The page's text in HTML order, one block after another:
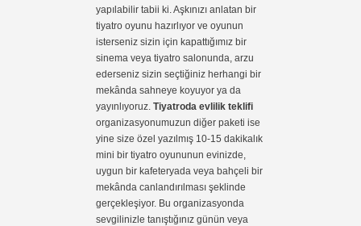
yapılabilir tabii ki. Aşkınızı anlatan bir
tiyatro oyunu hazırlıyor ve oyunun
isterseniz sizin için kapattığımız bir
sinema veya tiyatro salonunda, arzu
ederseniz sizin seçtiğiniz herhangi bir
mekânda sahneye koyuyor ya da
yayınlıyoruz. Tiyatroda evlilik teklifi
organizasyonumuzun diğer paketi ise
yine size özel yazılmış 10-15 dakikalık
mini bir tiyatro oyununun evinizde,
uygun bir kafeteryada veya bahçeli bir
mekânda canlandırılması şeklinde
gerçekleşiyor. Bu organizasyonda
sevgilinizle tanıştığınız günün veya